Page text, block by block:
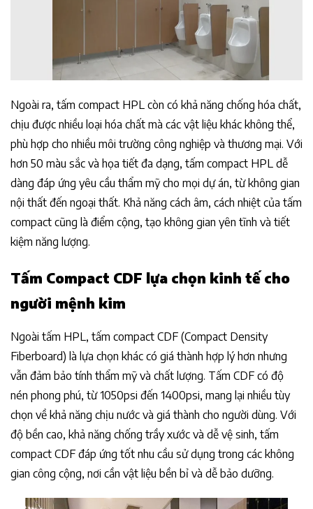
Ngoài ra, tấm compact HPL còn có khả năng chống hóa chất,
chịu được nhiều loại hóa chất mà các vật liệu khác không thể,
phù hợp cho nhiều môi trường công nghiệp và thương mại. Với
hơn 50 màu sắc và họa tiết đa dạng, tấm compact HPL dễ
dàng đáp ứng yêu cầu thẩm mỹ cho mọi dự án, từ không gian
nội thất đến ngoại thất. Khả năng cách âm, cách nhiệt của tấm
compact cũng là điểm cộng, tạo không gian yên tĩnh và tiết
kiệm năng lượng.
Tấm Compact CDF lựa chọn kinh tế cho
người mệnh kim
Ngoài tấm HPL, tấm compact CDF (Compact Density
Fiberboard) là lựa chọn khác có giá thành hợp lý hơn nhưng
vẫn đảm bảo tính thẩm mỹ và chất lượng. Tấm CDF có độ
nén phong phú, từ 1050psi đến 1400psi, mang lại nhiều tùy
chọn về khả năng chịu nước và giá thành cho người dùng. Với
độ bền cao, khả năng chống trầy xước và dễ vệ sinh, tấm
compact CDF đáp ứng tốt nhu cầu sử dụng trong các không
gian công cộng, nơi cần vật liệu bền bỉ và dễ bảo dưỡng.